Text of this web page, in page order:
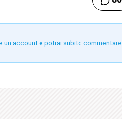
account e potrai subito commentare.